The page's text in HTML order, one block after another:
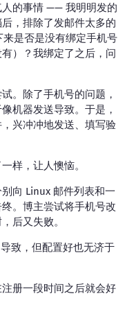
人的事情 —— 我明明发的
，排除了发邮件太多的
是否是没有绑定手机号
）？我绑定了之后，问
。除了手机号的问题，
机器发送导致。于是，
兴冲冲地发送、填写验
样，让人懊恼。
向 Linux 邮件列表和一
。博主尝试将手机号改
后又失败。
致，但配置好也无济于
册一段时间之后就会好